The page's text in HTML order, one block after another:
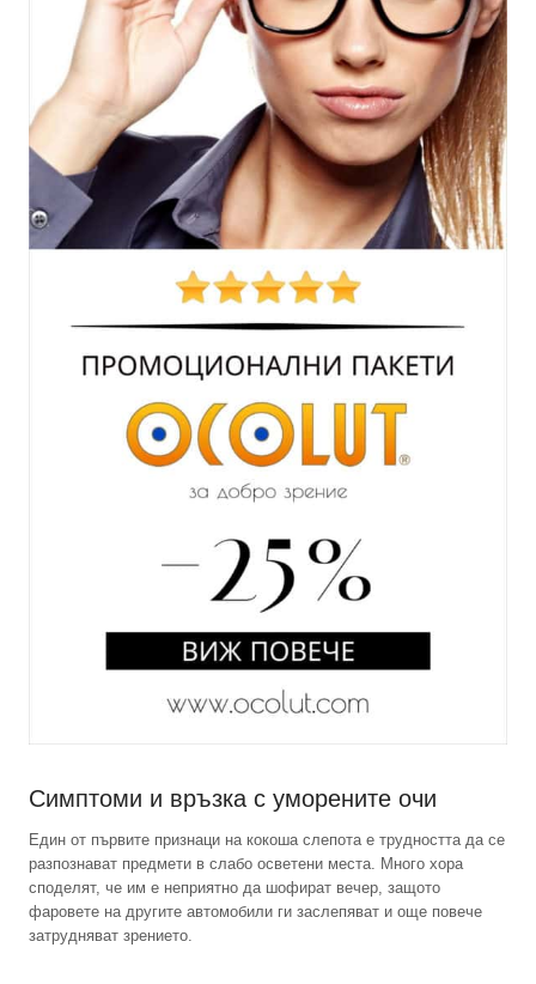
Симптоми и връзка с уморените очи
Един от първите признаци на кокоша слепота е трудността да се
разпознават предмети в слабо осветени места. Много хора
споделят, че им е неприятно да шофират вечер, защото
фаровете на другите автомобили ги заслепяват и още повече
затрудняват зрението.